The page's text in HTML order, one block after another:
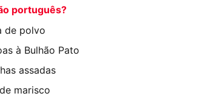
português?
de polvo
à Bulhão Pato
assadas
marisco